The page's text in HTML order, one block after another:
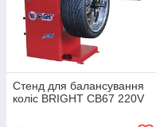
Стенд для балансування
коліс BRIGHT CB67 220V